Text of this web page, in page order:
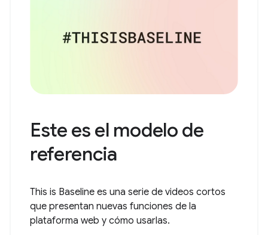
Este es el modelo de
referencia
This is Baseline es una serie de videos cortos
que presentan nuevas funciones de la
plataforma web y cómo usarlas.